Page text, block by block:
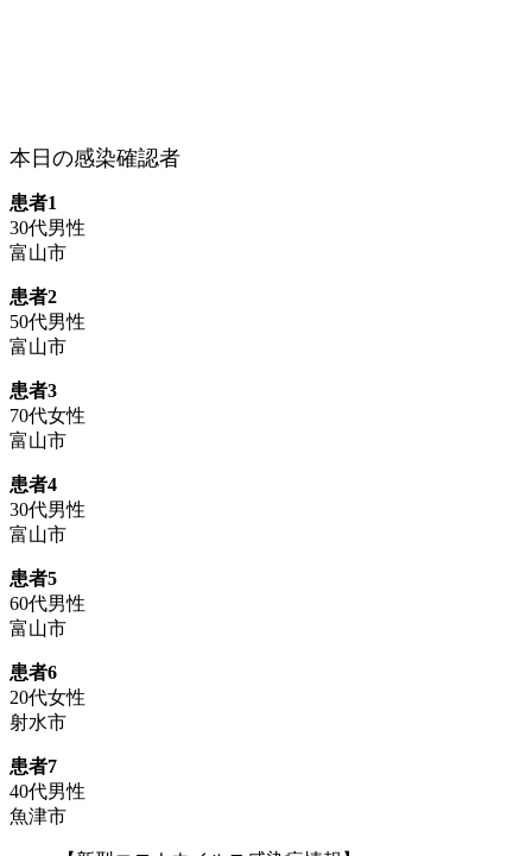
本日の感染確認者
患者1
30代男性
富山市
患者2
50代男性
富山市
患者3
70代女性
富山市
患者4
30代男性
富山市
患者5
60代男性
富山市
患者6
20代女性
射水市
患者7
40代男性
魚津市